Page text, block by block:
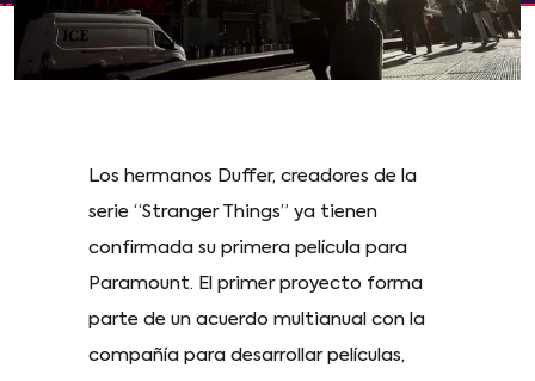
Los hermanos Duffer, creadores de la
serie “Stranger Things” ya tienen
confirmada su primera película para
Paramount. El primer proyecto forma
parte de un acuerdo multianual con la
compañía para desarrollar películas,